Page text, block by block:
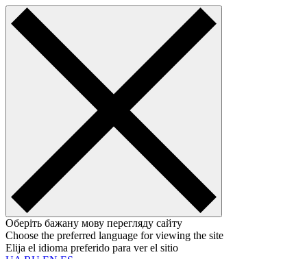
Оберіть бажану мову перегляду сайту
Choose the preferred language for viewing the site
Elija el idioma preferido para ver el sitio